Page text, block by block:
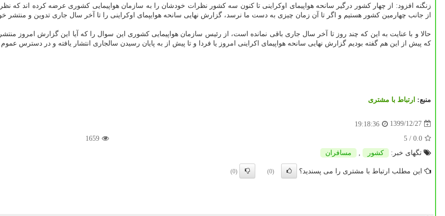
زنگنه افزود: از چهار کشور درگیر سانحه هواپیمای اوکراینی تا کنون سه کشور نظرات خودشان را به سازمان هواپیمایی کشوری عرضه کرده اند
از جانب چهارمین کشور هستیم و اگر تا آن زمان چیزی به دست ما نرسد، گزارش نهایی سانحه هوایپمای اوکراینی را تا آخر سال جاری تدوین و منتشر
حالا و با عنایت به این که چند روز تا آخر سال جاری باقی نمانده است، از رئیس سازمان هواپیمایی کشوری این سوال را که آیا این گزارش امروز
که پیش از این هم گفته بودیم گزارش نهایی سانحه هواپیمای اکراینی امروز یا فردا و تا پیش از به پایان رسیدن سالجاری انتشار یافته و در دسترس
منبع: ارتباط با مشتری
1399/12/27
19:18:36
0.0
/ 5
1659
تگهای خبر:
كشور , مسافران
این مطلب ارتباط با مشتری را می پسندید؟ (0)
(0)